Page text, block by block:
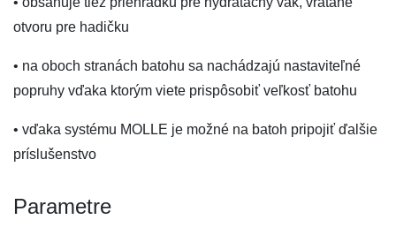
otvoru pre hadičku
• na oboch stranách batohu sa nachádzajú nastaviteľné
popruhy vďaka ktorým viete prispôsobiť veľkosť batohu
• vďaka systému MOLLE je možné na batoh pripojiť ďalšie
príslušenstvo
Parametre